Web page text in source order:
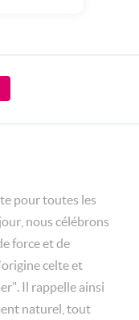
pour toutes les
nous célébrons
force et de
celte et
Il rappelle ainsi
naturel, tout